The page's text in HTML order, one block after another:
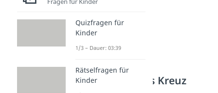
Schritt 2: Weißes Kreuz
Quizfragen für
Kinder
1/3 – Dauer: 03:39
Rätselfragen für
Kinder